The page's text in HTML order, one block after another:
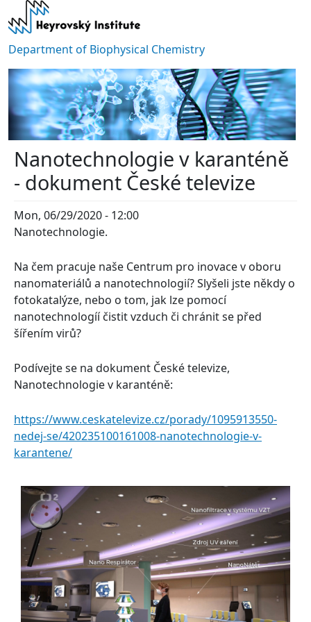
Skip to main content
Department of Biophysical Chemistry
Nanotechnologie v karanténě
- dokument České televize
Mon, 06/29/2020 - 12:00
Nanotechnologie.
Na čem pracuje naše Centrum pro inovace v oboru
nanomateriálů a nanotechnologií? Slyšeli jste někdy o
fotokatalýze, nebo o tom, jak lze pomocí
nanotechnologíí čistit vzduch či chránit se před
šířením virů?
Podívejte se na dokument České televize,
Nanotechnologie v karanténě:
https://www.ceskatelevize.cz/porady/1095913550-
nedej-se/420235100161008-nanotechnologie-v-
karantene/